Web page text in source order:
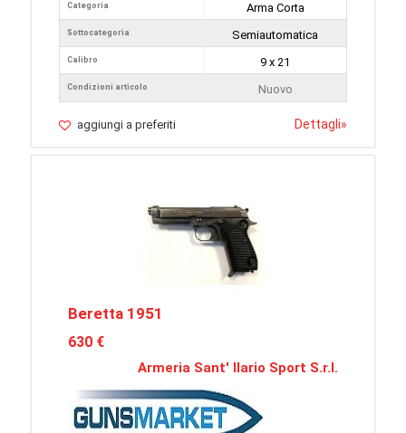
Categoria
Sottocategoria
Calibro
Condizioni articolo
Arma Corta
Semiautomatica
9 x 21
Nuovo
aggiungi a preferiti Dettagli»
Beretta 1951
630 €
Armeria Sant' Ilario Sport S.r.l.